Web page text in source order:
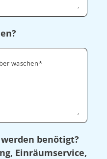
waschen
benötigt?
Einräumservice,